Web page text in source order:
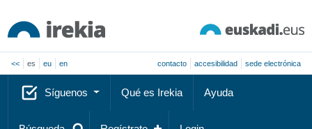
<< es eu en contacto accesibilidad sede electrónica
Síguenos Qué es Irekia Ayuda